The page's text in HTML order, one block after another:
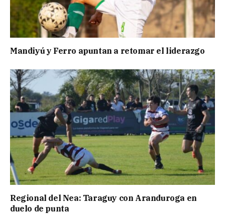
Mandiyú y Ferro apuntan a retomar el liderazgo
Regional del Nea: Taraguy con Aranduroga en
duelo de punta